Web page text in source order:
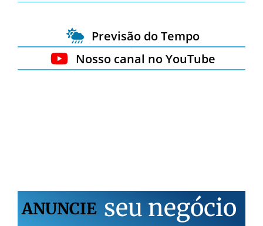
Previsão do Tempo
Nosso canal no YouTube
ANUNCIE seu negócio